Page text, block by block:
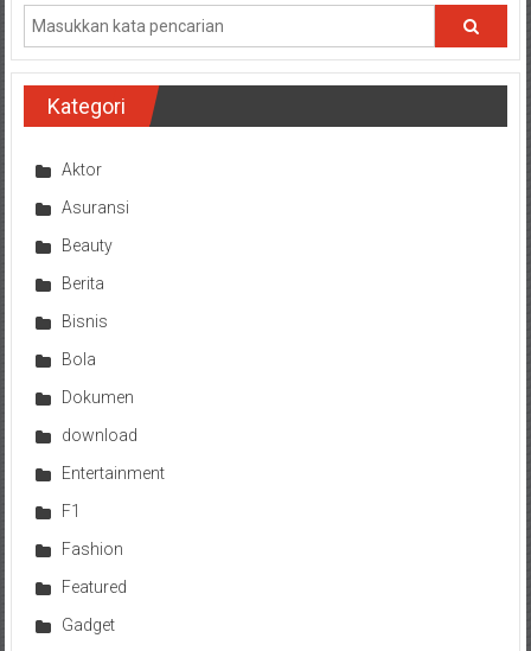
Kategori
Aktor
Asuransi
Beauty
Berita
Bisnis
Bola
Dokumen
download
Entertainment
F1
Fashion
Featured
Gadget